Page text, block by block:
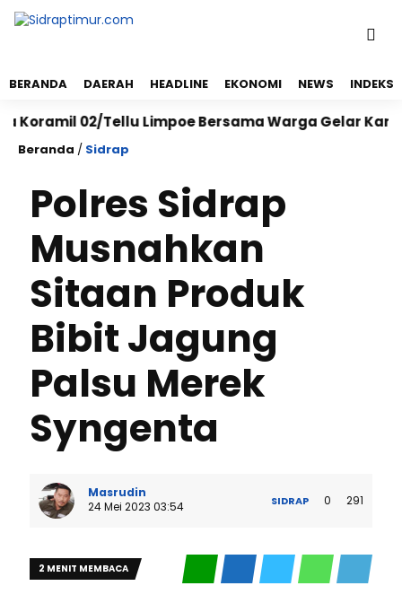
BERANDA DAERAH HEADLINE EKONOMI NEWS INDEKS
02/Tellu Limpoe Bersama Warga Gelar Karya
Beranda / Sidrap
Polres Sidrap
Musnahkan
Sitaan Produk
Bibit Jagung
Palsu Merek
Syngenta
Masrudin
24 Mei 2023 03:54
SIDRAP 0 291
2 MENIT MEMBACA